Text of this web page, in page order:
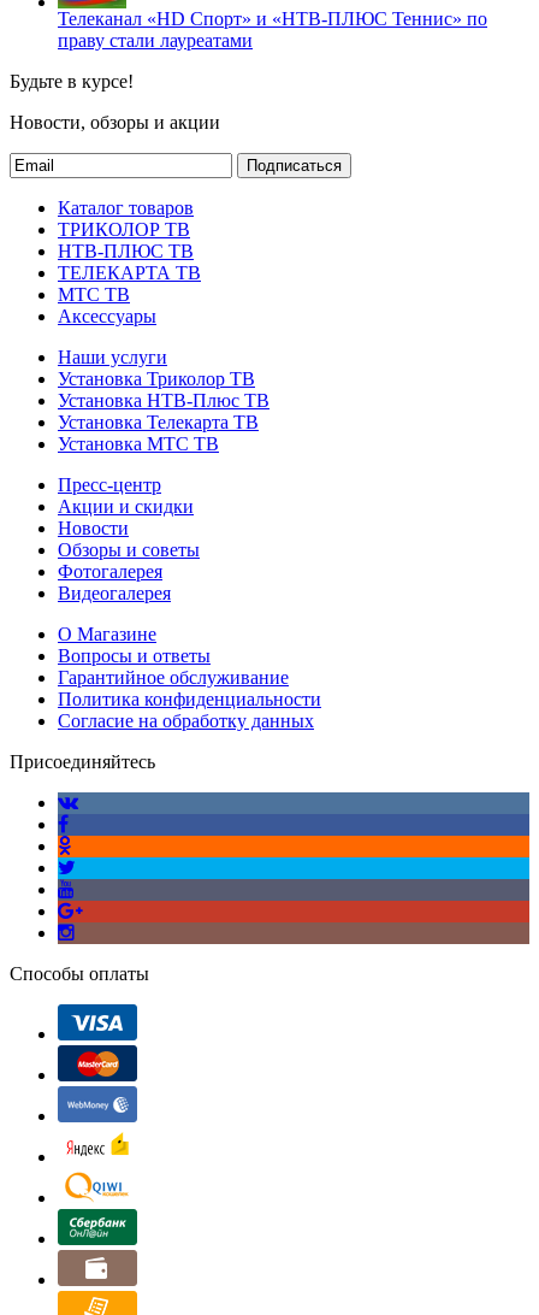
Телеканал «HD Спорт» и «НТВ-ПЛЮС Теннис» по
праву стали лауреатами
Будьте в курсе!
Новости, обзоры и акции
Подписаться
Каталог товаров
ТРИКОЛОР ТВ
НТВ-ПЛЮС ТВ
ТЕЛЕКАРТА ТВ
МТС ТВ
Аксессуары
Наши услуги
Установка Триколор ТВ
Установка НТВ-Плюс ТВ
Установка Телекарта ТВ
Установка МТС ТВ
Пресс-центр
Акции и скидки
Новости
Обзоры и советы
Фотогалерея
Видеогалерея
О Магазине
Вопросы и ответы
Гарантийное обслуживание
Политика конфиденциальности
Согласие на обработку данных
Присоединяйтесь
Способы оплаты